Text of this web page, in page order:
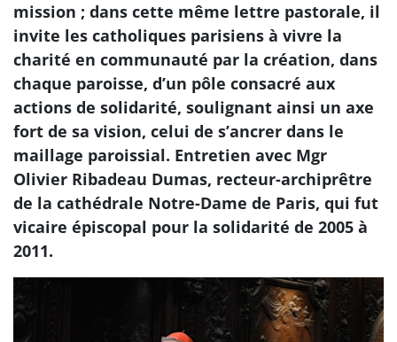
mission ; dans cette même lettre pastorale, il
invite les catholiques parisiens à vivre la
charité en communauté par la création, dans
chaque paroisse, d’un pôle consacré aux
actions de solidarité, soulignant ainsi un axe
fort de sa vision, celui de s’ancrer dans le
maillage paroissial. Entretien avec Mgr
Olivier Ribadeau Dumas, recteur-archiprêtre
de la cathédrale Notre-Dame de Paris, qui fut
vicaire épiscopal pour la solidarité de 2005 à
2011.